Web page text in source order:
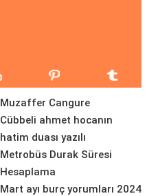
Muzaffer Cangure
Cübbeli ahmet hocanın
hatim duası yazılı
Metrobüs Durak Süresi
Hesaplama
Mart ayı burç yorumları 2024